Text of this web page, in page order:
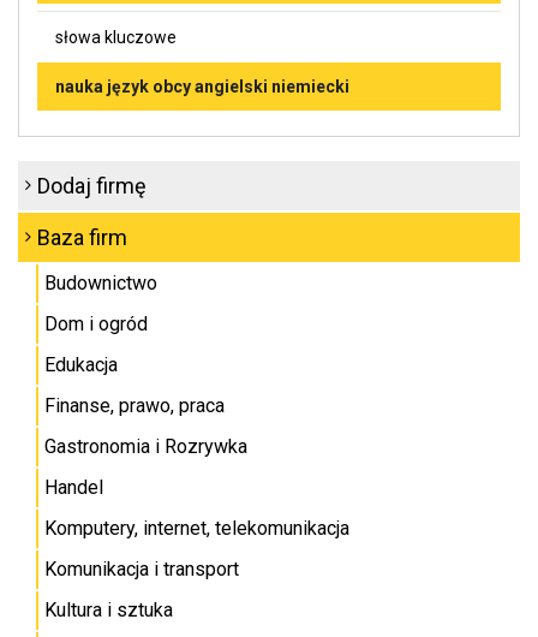
słowa kluczowe
nauka język obcy angielski niemiecki
Dodaj firmę
Baza firm
Budownictwo
Dom i ogród
Edukacja
Finanse, prawo, praca
Gastronomia i Rozrywka
Handel
Komputery, internet, telekomunikacja
Komunikacja i transport
Kultura i sztuka